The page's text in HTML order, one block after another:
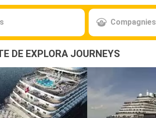
Compagnies
DE EXPLORA JOURNEYS